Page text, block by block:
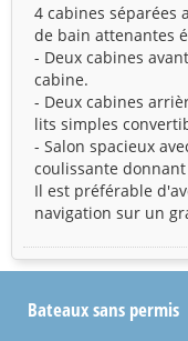
4 cabines séparées
de bain attenantes
- Deux cabines
cabine.
- Deux cabines
lits simples
- Salon spacieux
coulissante
Il est préférable
navigation sur un
Bateaux sans permis